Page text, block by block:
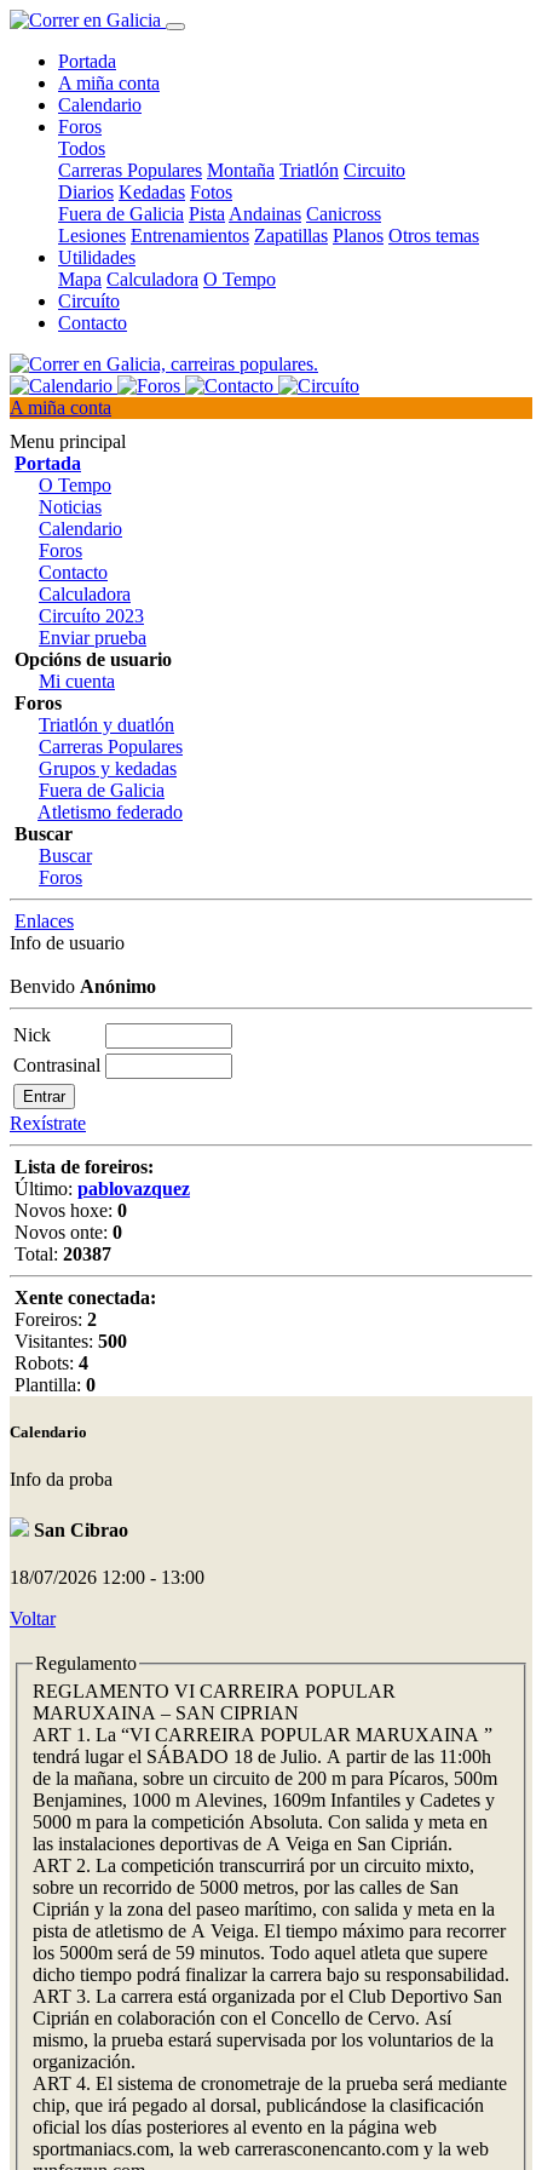
Portada
A miña conta
Calendario
Foros
Todos
Carreras Populares Montaña Triatlón Circuito
Diarios Kedadas Fotos
Fuera de Galicia Pista Andainas Canicross
Lesiones Entrenamientos Zapatillas Planos Otros temas
Utilidades
Mapa Calculadora O Tempo
Circuíto
Contacto
A miña conta
Menu principal
Portada
O Tempo
Noticias
Calendario
Foros
Contacto
Calculadora
Circuíto 2023
Enviar prueba
Opcións de usuario
Mi cuenta
Foros
Triatlón y duatlón
Carreras Populares
Grupos y kedadas
Fuera de Galicia
Atletismo federado
Buscar
Buscar
Foros
Enlaces
Info de usuario
Benvido Anónimo
Nick
Contrasinal
Rexístrate
Lista de foreiros:
Último: pablovazquez
Novos hoxe: 0
Novos onte: 0
Total: 20387
Xente conectada:
Foreiros: 2
Visitantes: 500
Robots: 4
Plantilla: 0
Calendario
Info da proba
San Cibrao
18/07/2026 12:00 - 13:00
Voltar
Regulamento
REGLAMENTO VI CARREIRA POPULAR
MARUXAINA – SAN CIPRIAN
ART 1. La “VI CARREIRA POPULAR MARUXAINA ”
tendrá lugar el SÁBADO 18 de Julio. A partir de las 11:00h
de la mañana, sobre un circuito de 200 m para Pícaros, 500m
Benjamines, 1000 m Alevines, 1609m Infantiles y Cadetes y
5000 m para la competición Absoluta. Con salida y meta en
las instalaciones deportivas de A Veiga en San Ciprián.
ART 2. La competición transcurrirá por un circuito mixto,
sobre un recorrido de 5000 metros, por las calles de San
Ciprián y la zona del paseo marítimo, con salida y meta en la
pista de atletismo de A Veiga. El tiempo máximo para recorrer
los 5000m será de 59 minutos. Todo aquel atleta que supere
dicho tiempo podrá finalizar la carrera bajo su responsabilidad.
ART 3. La carrera está organizada por el Club Deportivo San
Ciprián en colaboración con el Concello de Cervo. Así
mismo, la prueba estará supervisada por los voluntarios de la
organización.
ART 4. El sistema de cronometraje de la prueba será mediante
chip, que irá pegado al dorsal, publicándose la clasificación
oficial los días posteriores al evento en la página web
sportmaniacs.com, la web carrerasconencanto.com y la web